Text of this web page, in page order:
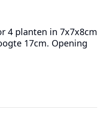
4 planten in 7x7x8cm
17cm. Opening